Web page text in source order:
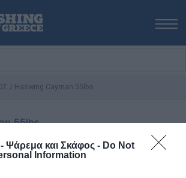
Ψάρεμα και Σκάφος - Do Not
Information
/ Haswing Cayman 55lbs
55lbs
εξαπλώνονται όλο και
ελληνική αγορά, τόσο για χρήση σε